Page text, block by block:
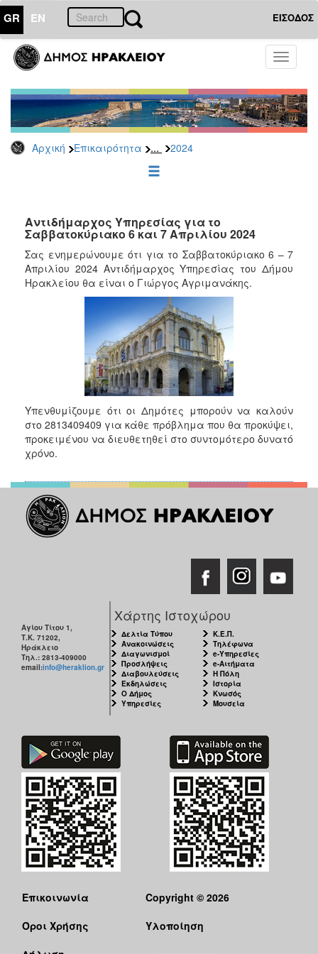
GR EN ΕΙΣΟΔΟΣ
Toggle
Αρχική Επικαιρότητα ... 2024
ΕΠΙΚΑΙΡΟΤΗΤΑ
Τύπου
Αρχείο
2026
2025
2022
2021
2020
2019
2012
2011
Αντιδήμαρχος Υπηρεσίας για το
Σαββατοκύριακο 6 και 7 Απριλίου 2024
Σας ενημερώνουμε ότι για το Σαββατοκύριακο 6 – 7
Απριλίου 2024 Αντιδήμαρχος Υπηρεσίας του Δήμου
Ηρακλείου θα είναι ο Γιώργος Αγριμανάκης.
Υπενθυμίζουμε ότι οι Δημότες μπορούν να καλούν
στο 2813409409 για κάθε πρόβλημα που θα προκύψει,
προκειμένου να διευθετηθεί στο συντομότερο δυνατό
χρόνο.
Αγίου Τίτου 1,
Τ.Κ. 71202,
Ηράκλειο
Τηλ.: 2813-409000
email:info@heraklion.gr
Χάρτης Ιστοχώρου
Δελτία Τύπου
Ανακοινώσεις
Διαγωνισμοί
Προσλήψεις
Διαβουλεύσεις
Εκδηλώσεις
Ο Δήμος
Υπηρεσίες
Κ.Ε.Π.
Τηλέφωνα
e-Υπηρεσίες
e-Αιτήματα
Η Πόλη
Ιστορία
Κνωσός
Μουσεία
Επικοινωνία
Όροι Χρήσης
Copyright © 2026
Υλοποίηση